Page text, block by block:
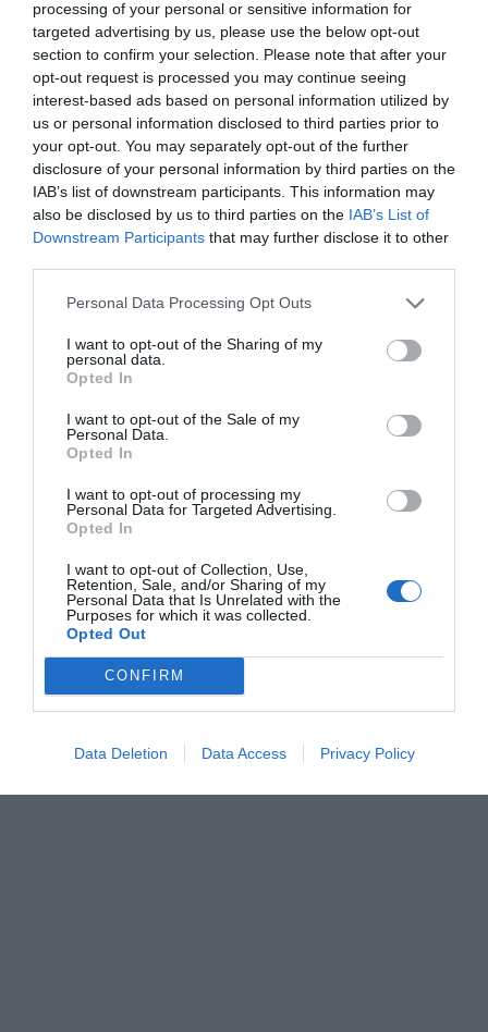
processing of your personal or sensitive information for
targeted advertising by us, please use the below opt-out
section to confirm your selection. Please note that after your
opt-out request is processed you may continue seeing
interest-based ads based on personal information utilized by
us or personal information disclosed to third parties prior to
your opt-out. You may separately opt-out of the further
disclosure of your personal information by third parties on the
IAB’s list of downstream participants. This information may
also be disclosed by us to third parties on the IAB’s List of
Downstream Participants that may further disclose it to other
Personal Data Processing Opt Outs
I want to opt-out of the Sharing of my
personal data.
Opted In
I want to opt-out of the Sale of my
Personal Data.
Opted In
I want to opt-out of processing my
Personal Data for Targeted Advertising.
Opted In
I want to opt-out of Collection, Use,
Retention, Sale, and/or Sharing of my
Personal Data that Is Unrelated with the
Purposes for which it was collected.
Opted Out
CONFIRM
Data Deletion Data Access Privacy Policy
Los agentes constataron que los delincuentes
utilizaban dos formas para la distribución de este
material: a través del envío directo de imágenes al
grupo o enviando enlaces a sitios de almacenamiento
en la nube para proteger más su privacidad.
La investigación se centró sobre aquellos que
el grupo y se detectó a seis usuarios españoles y otros
de diferentes países.